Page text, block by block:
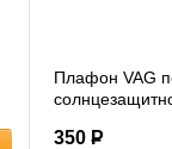
Плафон VAG
(3B0947113Y20)
350 Р